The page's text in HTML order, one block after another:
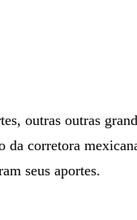
outras outras
da corretora
seus aportes.